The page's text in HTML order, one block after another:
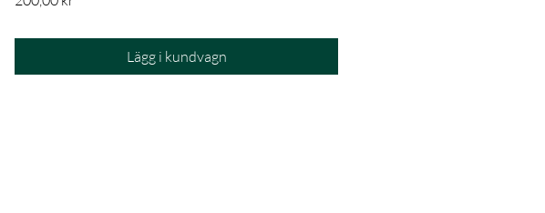
Lägg i kundvagn